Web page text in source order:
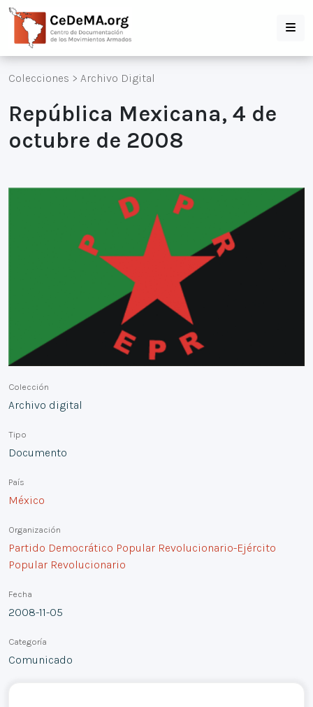
Colecciones > Archivo Digital
República Mexicana, 4 de
octubre de 2008
Colección
Archivo digital
Tipo
Documento
País
México
Organización
Partido Democrático Popular Revolucionario-Ejército
Popular Revolucionario
Fecha
2008-11-05
Categoría
Comunicado